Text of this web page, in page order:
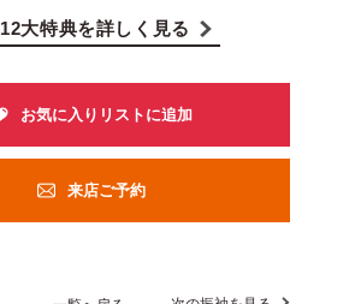
大特典を詳しく見る
来店ご予約